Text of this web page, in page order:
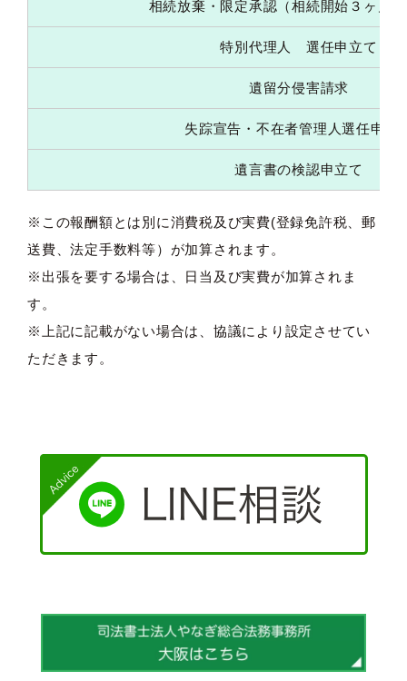
相続放棄・限定承認（相続開始３ヶ月
特別代理人 選任申立て
遺留分侵害請求
失踪宣告・不在者管理人選任申立
遺言書の検認申立て
※この報酬額とは別に消費税及び実費(登録免許税、郵
送費、法定手数料等）が加算されます。
※出張を要する場合は、日当及び実費が加算されま
す。
※上記に記載がない場合は、協議により設定させてい
ただきます。